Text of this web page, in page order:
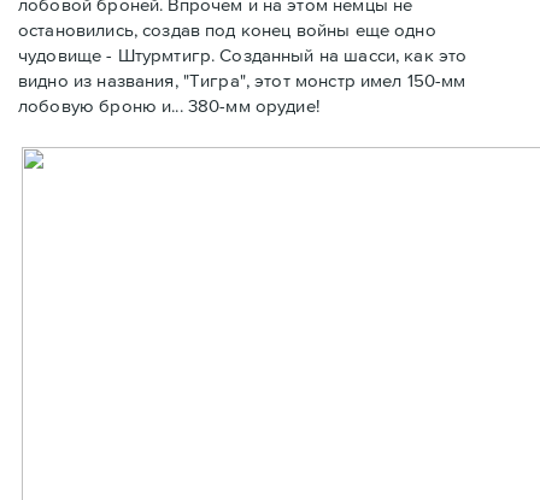
остановились, создав под конец войны еще одно
чудовище - Штурмтигр. Созданный на шасси, как это
видно из названия, "Тигра", этот монстр имел 150-мм
лобовую броню и... 380-мм орудие!